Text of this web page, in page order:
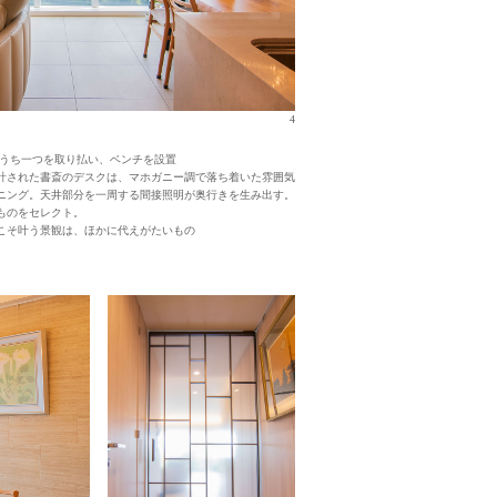
4
ち一つを取り払い、ベンチを設置
れた書斎のデスクは、マホガニー調で落ち着いた雰囲気
グ。天井部分を一周する間接照明が奥行きを生み出す。
をセレクト。
そ叶う景観は、ほかに代えがたいもの